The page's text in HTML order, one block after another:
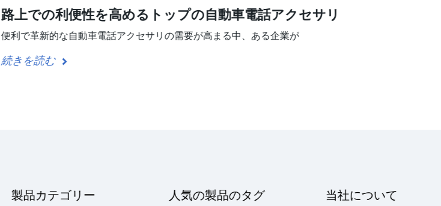
路上での利便性を高めるトップの自動車電話アクセサリ
便利で革新的な自動車電話アクセサリの需要が高まる中、ある企業が
続きを読む
製品カテゴリー 人気の製品のタグ 当社について